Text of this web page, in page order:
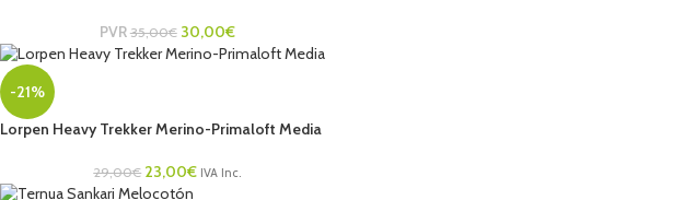
PVR 35,00€ 30,00€
-21%
Lorpen Heavy Trekker Merino-Primaloft Media
29,00€ 23,00€ IVA Inc.